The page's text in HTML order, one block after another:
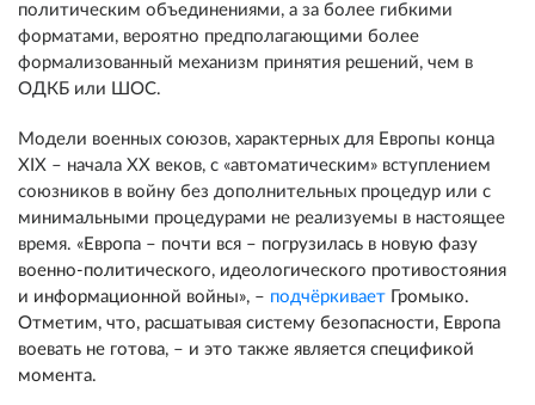
политическим объединениями, а за более гибкими
форматами, вероятно предполагающими более
формализованный механизм принятия решений, чем в
ОДКБ или ШОС.
Модели военных союзов, характерных для Европы конца
XIX – начала XX веков, с «автоматическим» вступлением
союзников в войну без дополнительных процедур или с
минимальными процедурами не реализуемы в настоящее
время. «Европа – почти вся – погрузилась в новую фазу
военно-политического, идеологического противостояния
и информационной войны», – подчёркивает Громыко.
Отметим, что, расшатывая систему безопасности, Европа
воевать не готова, – и это также является спецификой
момента.